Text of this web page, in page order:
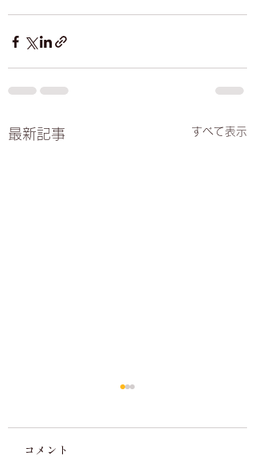
最新記事 すべて表示
コメント